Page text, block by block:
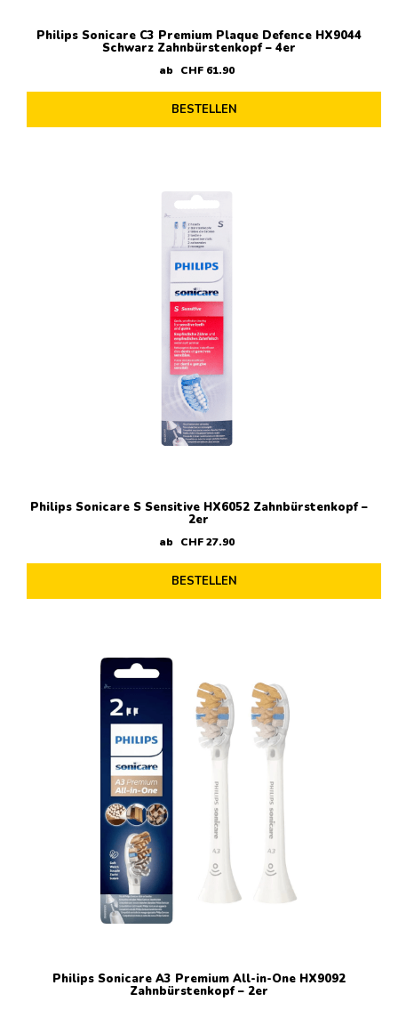
Philips Sonicare C3 Premium Plaque Defence HX9044
Schwarz Zahnbürstenkopf – 4er
ab CHF61.90
BESTELLEN
Philips Sonicare S Sensitive HX6052 Zahnbürstenkopf –
2er
ab CHF27.90
BESTELLEN
Philips Sonicare A3 Premium All-in-One HX9092
Zahnbürstenkopf – 2er